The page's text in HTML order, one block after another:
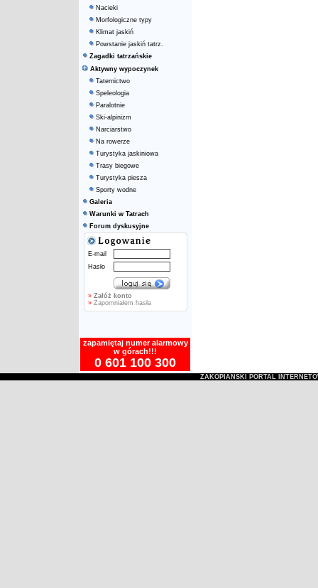
Nacieki
Morfologiczne typy
Klimat jaskiń
Powstanie jaskiń tatrz.
Zagadki tatrzańskie
Aktywny wypoczynek
Taternictwo
Speleologia
Paralotnie
Ski-alpinizm
Narciarstwo
Na rowerze
Turystyka jaskiniowa
Trasy biegowe
Turystyka piesza
Sporty wodne
Galeria
Warunki w Tatrach
Forum dyskusyjne
E-mail
Hasło
» Załóż konto
»Zapomniałem hasła
zapamiętaj numer alarmowy
w górach!!!
0 601 100 300
ZAKOPIAŃSKI PORTAL